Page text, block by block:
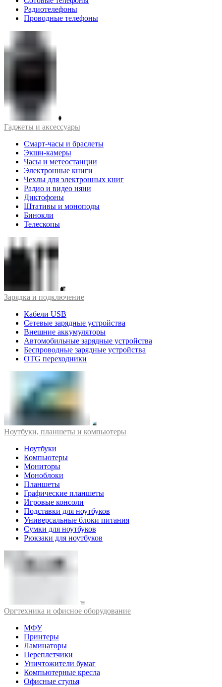
Радиотелефоны
Проводные телефоны
Гаджеты и аксессуары
Смарт-часы и браслеты
Экшн-камеры
Часы и метеостанции
Электронные книги
Чехлы для электронных книг
Радио и видео няни
Диктофоны
Штативы и моноподы
Бинокли
Телескопы
Зарядка и подключение
Кабели USB
Сетевые зарядные устройства
Внешние аккумуляторы
Автомобильные зарядные устройства
Беспроводные зарядные устройства
OTG переходники
Ноутбуки, планшеты и компьютеры
Ноутбуки
Компьютеры
Мониторы
Моноблоки
Планшеты
Графические планшеты
Игровые консоли
Подставки для ноутбуков
Универсальные блоки питания
Сумки для ноутбуков
Рюкзаки для ноутбуков
Оргтехника и офисное оборудование
МФУ
Принтеры
Ламинаторы
Переплетчики
Уничтожители бумаг
Компьютерные кресла
Офисные стулья